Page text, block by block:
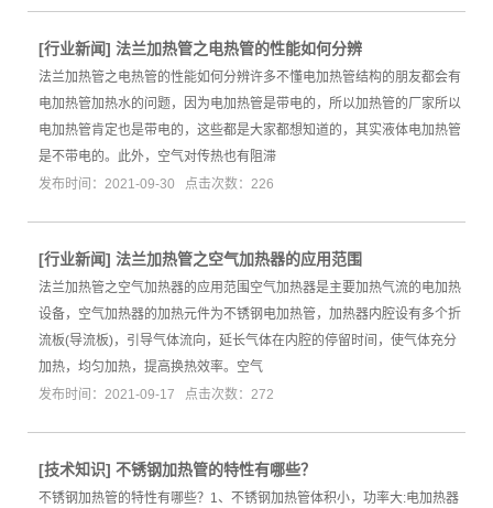
[行业新闻] 法兰加热管之电热管的性能如何分辨
法兰加热管之电热管的性能如何分辨许多不懂电加热管结构的朋友都会有
电加热管加热水的问题，因为电加热管是带电的，所以加热管的厂家所以
电加热管肯定也是带电的，这些都是大家都想知道的，其实液体电加热管
是不带电的。此外，空气对传热也有阻滞
发布时间：2021-09-30 点击次数：226
[行业新闻] 法兰加热管之空气加热器的应用范围
法兰加热管之空气加热器的应用范围空气加热器是主要加热气流的电加热
设备，空气加热器的加热元件为不锈钢电加热管，加热器内腔设有多个折
流板(导流板)，引导气体流向，延长气体在内腔的停留时间，使气体充分
加热，均匀加热，提高换热效率。空气
发布时间：2021-09-17 点击次数：272
[技术知识] 不锈钢加热管的特性有哪些？
不锈钢加热管的特性有哪些？1、不锈钢加热管体积小，功率大:电加热器